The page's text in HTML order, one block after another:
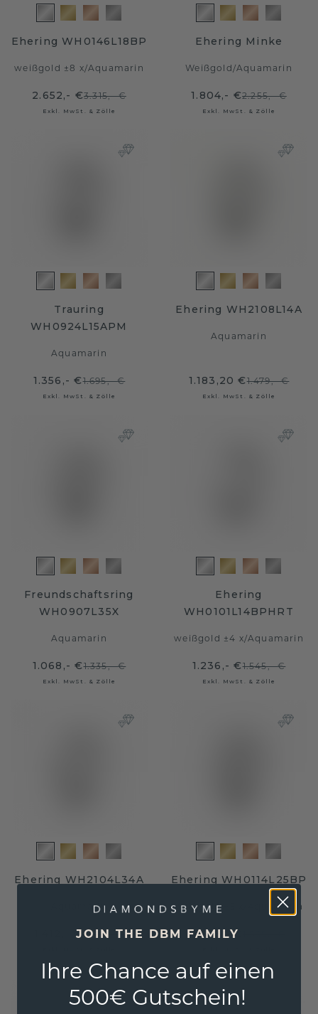
Ehering WH0146L18BP
weißgold ±8 x/Aquamarin
2.652,- €3.315,- €
Exkl. MwSt. & Zölle
Ehering Minke
Weißgold/Aquamarin
1.804,- €2.255,- €
Exkl. MwSt. & Zölle
Trauring
WH0924L15APM
Aquamarin
1.356,- €1.695,- €
Exkl. MwSt. & Zölle
Ehering WH2108L14A
Aquamarin
1.183,20 €1.479,- €
Exkl. MwSt. & Zölle
Freundschaftsring
WH0907L35X
Aquamarin
1.068,- €1.335,- €
Exkl. MwSt. & Zölle
Ehering
WH0101L14BPHRT
weißgold ±4 x/Aquamarin
1.236,- €1.545,- €
Exkl. MwSt. & Zölle
Ehering WH2104L34A
Aquamarin
1.412,- € 1.765,- €
Ehering WH0114L25BP
weißgold ±5 x Aquamarin
1.468,- €
JOIN THE DBM FAMILY
Ihre Chance auf einen
500€ Gutschein!